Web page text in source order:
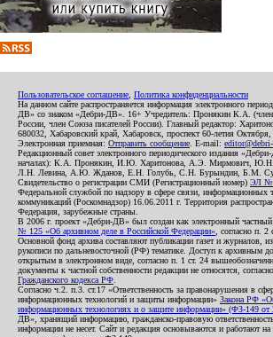
Пользовательское соглашение Политика конфиденциальности
На данном сайте распространяется информация электронного
ДВ» со знаком «Дебри-ДВ». 16+ Учредитель: Пронякин К.А.
России, член Союза писателей России). Главный редактор:
680032, Хабаровский край, Хабаровск, проспект 60-летия
Электронная приемная: Отправить сообщение . E-mail:
Редакционный совет электронного периодического издания
началах): К.А. Пронякин, И.Ю. Харитонова, А.Э. Мирмович,
Л.Н. Левина, А.Ю. Жданов, Е.Н. Голубь, С.Н. Бурындин, Б.М.
Свидетельство о регистрации СМИ (Регистрационный номер) ЭЛ №
Федеральной службой по надзору в сфере связи, информационных
коммуникаций (Роскомнадзор) 16.06.2011 г. Территория
Федерация, зарубежные страны.
В 2006 г. проект «Дебри-ДВ» был создан как электронный частный
№ 125 «Об архивном деле в Российской Федерации» , согласно п.
Основной фонд архива составляют публикации газет и журналов,
рукописи по дальневосточной (РФ) тематике. Доступ к архивным
открытым в электронном виде, согласно п. 1 ст. 24
документы к частной собственности редакции не относятся,
Гражданского кодекса РФ
Согласно ч.2. п.3. ст.17 «Ответственность за правонарушения в
информационных технологий и защиты информации» Закона РФ
информационных технологиях и о защите информации» (ФЗ-149 от
ДВ», хранящий информацию, гражданско-правовую ответственность
информации не несет. Сайт и редакция основываются и работают